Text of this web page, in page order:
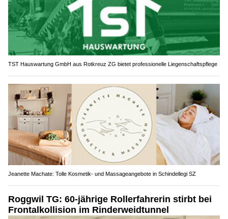
TST Hauswartung GmbH aus Rotkreuz ZG bietet professionelle Liegenschaftspflege
Jeanette Machate: Tolle Kosmetik- und Massageangebote in Schindellegi SZ
Roggwil TG: 60-jährige Rollerfahrerin stirbt bei
Frontalkollision im Rinderweidtunnel